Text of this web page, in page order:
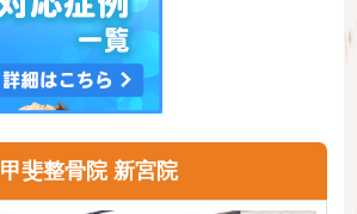
甲斐整骨院 新宮院